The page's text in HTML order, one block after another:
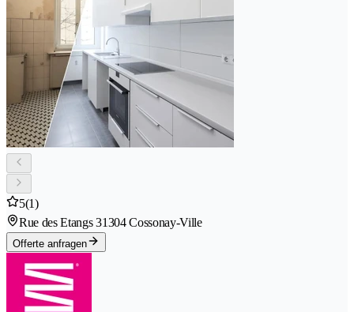
5(1)
Rue des Etangs 31304 Cossonay-Ville
Offerte anfragen